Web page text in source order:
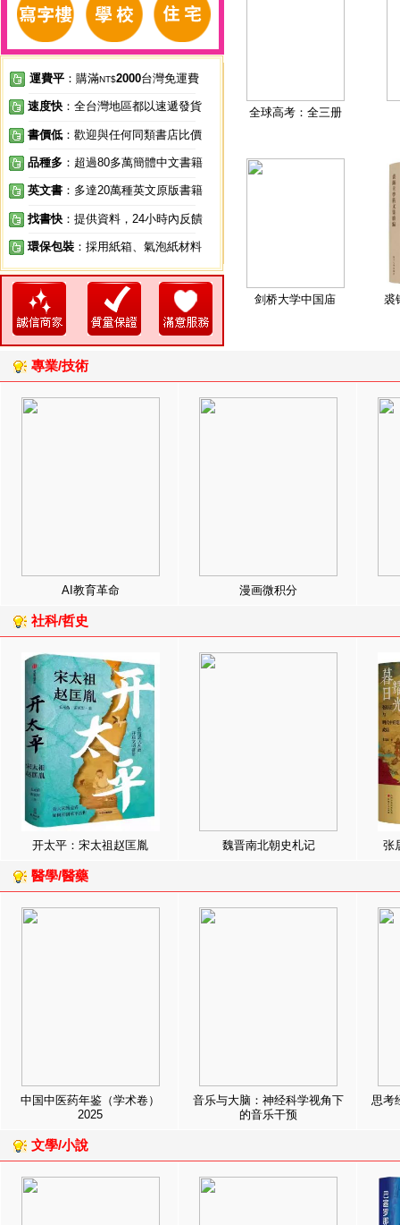
運費平 ：購滿NT$2000台灣免運費
速度快 ：全台灣地區都以速遞發貨
書價低 ：歡迎與任何同類書店比價
品種多 ：超過80多萬簡體中文書籍
英文書 ：多達20萬種英文原版書籍
找書快 ：提供資料，24小時內反饋
環保包裝 ：採用紙箱、氣泡紙材料
全球高考：全三册
剑桥大学中国庙 裘
專業/技術
AI教育革命 漫画微积分
社科/哲史
开太平：宋太祖赵匡胤 魏晋南北朝史札记 张
醫學/醫藥
中国中医药年鉴（学术卷）
2025
音乐与大脑：神经科学视角下
的音乐干预
思考
文學/小說